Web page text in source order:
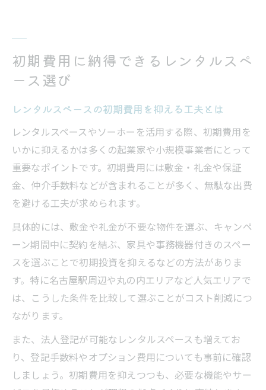
初期費用に納得できるレンタルスペ
ース選び
レンタルスペースの初期費用を抑える工夫とは
レンタルスペースやソーホーを活用する際、初期費用を
いかに抑えるかは多くの起業家や小規模事業者にとって
重要なポイントです。初期費用には敷金・礼金や保証
金、仲介手数料などが含まれることが多く、無駄な出費
を避ける工夫が求められます。
具体的には、敷金や礼金が不要な物件を選ぶ、キャンペ
ーン期間中に契約を結ぶ、家具や事務機器付きのスペー
スを選ぶことで初期投資を抑えるなどの方法がありま
す。特に名古屋駅周辺や丸の内エリアなど人気エリアで
は、こうした条件を比較して選ぶことがコスト削減につ
ながります。
また、法人登記が可能なレンタルスペースも増えてお
り、登記手数料やオプション費用についても事前に確認
しましょう。初期費用を抑えつつも、必要な機能やサー